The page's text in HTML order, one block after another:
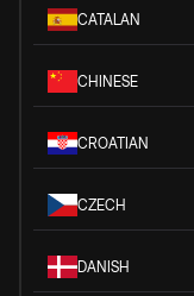
CATALAN
CHINESE
CROATIAN
CZECH
DANISH